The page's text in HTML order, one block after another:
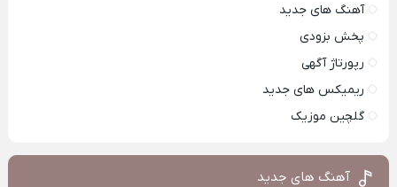
آهنگ های جدید
پخش بزودی
رپورتاژ آگهی
ریمیکس های جدید
گلچین موزیک
آهنگ های جدید